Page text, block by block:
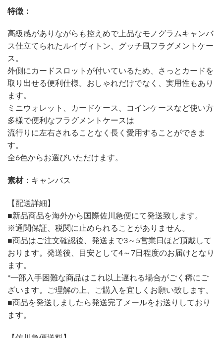
特徴：
高級感がありながらも控えめで上品なモノグラムキャンバ
ス仕立てられたルイヴィトン、グッチ風フラグメントケー
ス。
外側にカードスロットが付いているため、さっとカードを
取り出せる便利仕様。おしゃれだけでなく、実用性もあり
ます。
ミニウォレット、カードケース、コインケースなど使い方
多様で便利なフラグメントケースは
流行りに左右されることなく長く愛用することができま
す。
全6色からお選びいただけます。
素材： キャンバス
【配送詳細】
■新品商品を海外から国際佐川急便にて発送致します。
※通関保証、税関に止められることがありません。
■商品はご注文確認後、発送まで3～5営業日ほど頂戴して
おります。発送後、目安として4～7日程度のお届けとなり
ます。
*一部入手困難な商品はこれ以上遅れる場合がごく稀にご
ざいます。ご理解の上、ご購入を宜しくお願い致します。
■商品を発送しましたら発送完了メールをお送りしており
ます。